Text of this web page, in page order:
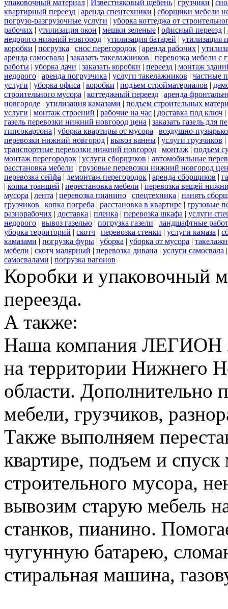
упаковочный материал | Известняковый щебень | грузчики |
квартирный переезд | аренда спецтехники | сборщики мебели
погрузо-разгрузочные услуги | уборка коттеджа от
рабочих | утилизация окон | мешки зеленые | офисный переезд |
недорого нижний новгород | утилизация батарей | утилизация
коробки | погрузка | снос перегородок | аренда рабочих |
аренда самосвала | заказать такелажников | перевозка мебели с
работы | уборка дачи | заказать коробки | переезд | монтаж
недорого | аренда погрузчика | услуги такелажников | частные
услуги | уборка офиса | коробки | подъем стройматериалов |
строительного мусора | коттеджный переезд | аренда
новгороде | утилизация камазами | подъем строительных
услуги | монтаж строений | рабочие на час | доставка под ключ |
газель перевозки нижний новгород цена | заказать газель для
гипсокартона | уборка квартиры от мусора | воздушно-
перевозки нижний новгород | вывоз ванны | услуги грузчиков |
транспортные перевозки нижний новгород | монтаж | подъем
монтаж перегородок | услуги сборщиков | автомобильные
расстановка мебели | грузовые перевозки нижний новгород
перевозка сейфа | демонтаж перегородок | аренда сборщиков |
| копка траншей | перестановка мебели | перевозка вещей
мусора | лента | перевозка пианино | спецтехника | нанять
грузчиков | копка погреба | расстановка в квартире | грузовые
разнорабочих | доставка | пленка | перевозка шкафа | услуги
недорого | вывоз газелью | погрузка газели | ландшафтные
уборка территорий | скотч | перевозка стенки | услуги камаза |
камазами | погрузка фуры | уборка | уборка от мусора |
мебели | скотч малярный | перевозка дивана | услуги самосвала
самосвалами | погрузка вагонов
Коробки и упаковочный
переезда.
А также:
Наша компания ЛЕГИОН
на территории Нижнего
области. Дополнительно
мебели, грузчиков,
Также выполняем
квартире, подъем и спуск
строительного мусора,
вывозим старую мебель
станков, пианино.
чугунную батарею,
стиральная машина,